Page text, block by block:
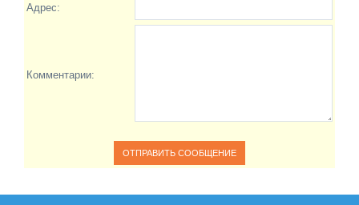
Адрес:
Комментарии: